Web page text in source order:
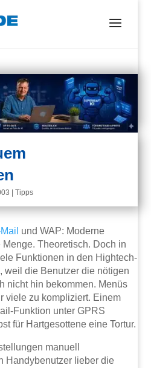
|Tipps
und WAP: Moderne
Theoretisch. Doch in
Funktionen in den Hightech-
weil die Benutzer die nötigen
nicht hin bekommen. Menüs
viele zu kompliziert. Einem
Funktion unter GPRS
für Hartgesottene eine Tortur.
manuell
Handybenutzer lieber die